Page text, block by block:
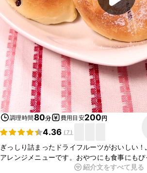
調理時間80分 費用目安200円
4.36 (7)
ぎっしり詰まったドライフルーツがおいしい
アレンジメニューです。おやつにも食事にも
べても、軽くトースターで温めてバターを塗っ
紹介文をすべて見る